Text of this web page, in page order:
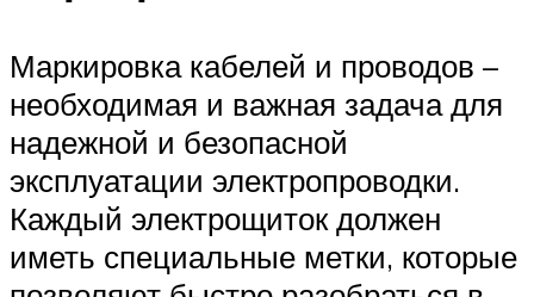
Маркировка кабелей и проводов –
необходимая и важная задача для
надежной и безопасной
эксплуатации электропроводки.
Каждый электрощиток должен
иметь специальные метки, которые